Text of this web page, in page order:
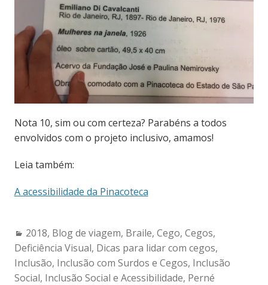
Nota 10, sim ou com certeza? Parabéns a todos
envolvidos com o projeto inclusivo, amamos!
Leia também:
A acessibilidade da Pinacoteca
Categories:
2018, Blog de viagem, Braile, Cego, Cegos,
Deficiência Visual, Dicas para lidar com cegos,
Inclusão, Inclusão com Surdos e Cegos, Inclusão
Social, Inclusão Social e Acessibilidade, Perné